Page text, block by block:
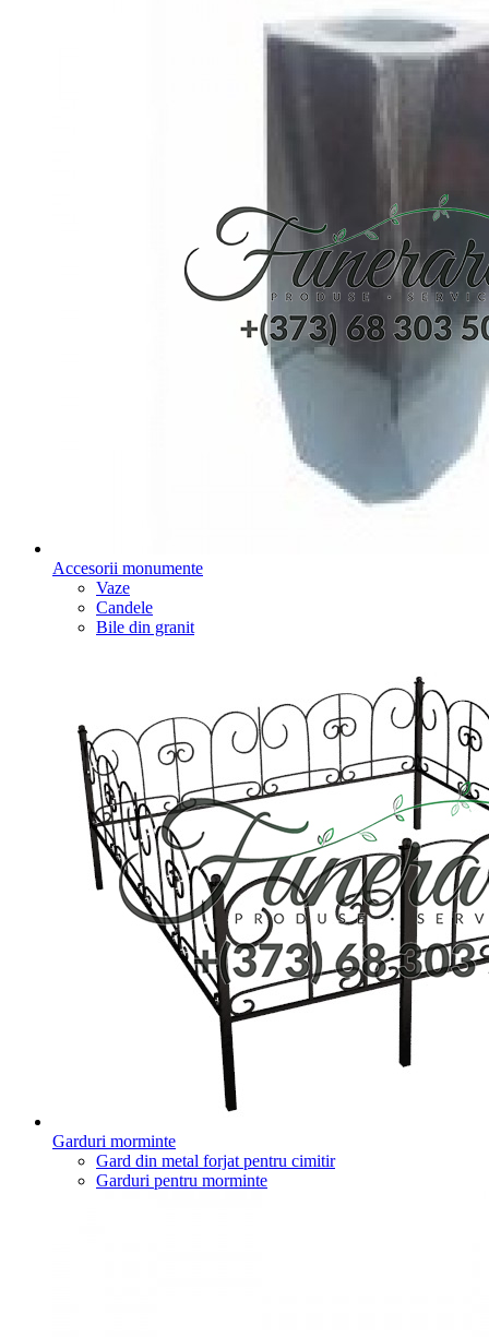
Accesorii monumente
Vaze
Candele
Bile din granit
Garduri morminte
Gard din metal forjat pentru cimitir
Garduri pentru morminte